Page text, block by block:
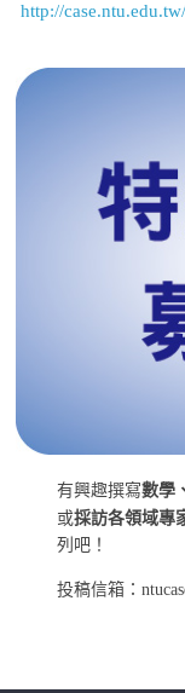
http://
有興趣撰寫數學
或採訪各領域專
列吧！
投稿信箱：